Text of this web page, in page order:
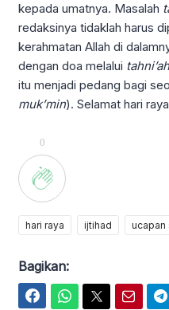
kepada umatnya. Masalah
redaksinya tidaklah harus
kerahmatan Allah di
dengan doa melalui
itu menjadi pedang bagi
muk’min). Selamat hari
0
hari raya ijtihad ucapan
Bagikan: